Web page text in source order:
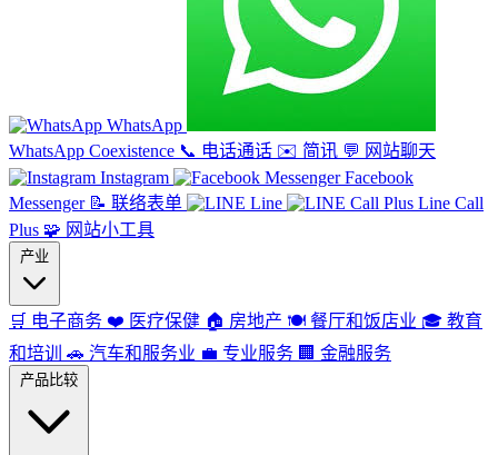
WhatsApp
WhatsApp Coexistence 📞 电话通话 ✉️ 简讯 💬 网站聊天
Instagram
Facebook
Messenger 📝 联络表单 Line
Line Call
Plus 🧩 网站小工具
产业
🛒 电子商务 ❤️ 医疗保健 🏠 房地产 🍽️ 餐厅和饭店业 🎓 教育
和培训
🚗 汽车和服务业 💼 专业服务 🏢 金融服务
产品比较